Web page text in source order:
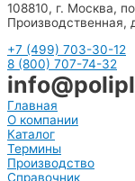
108810, г. Москва,
Производственная,
+7 (499) 703-30-12
8 (800) 707-74-32
Главная
О компании
Каталог
Термины
Производство
Справочник